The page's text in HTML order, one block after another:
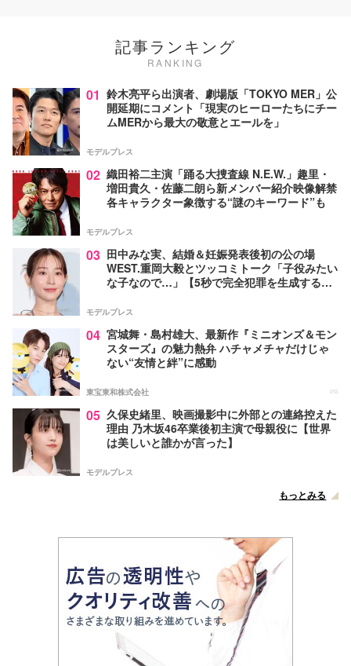
記事ランキング
RANKING
01 鈴木亮平ら出演者、劇場版「TOKYO MER」公
開延期にコメント「現実のヒーローたちにチー
ムMERから最大の敬意とエールを」
モデルプレス
02 織田裕二主演「踊る大捜査線 N.E.W.」趣里・
増田貴久・佐藤二朗ら新メンバー紹介映像解禁
各キャラクター象徴する“謎のキーワード”も
モデルプレス
03 田中みな実、結婚＆妊娠発表後初の公の場
WEST.重岡大毅とツッコミトーク「子役みたい
な子なので…」【5秒で完全犯罪を生成する方
モデルプレス
04 宮城舞・島村雄大、最新作『ミニオンズ＆モン
スターズ』の魅力熱弁 ハチャメチャだけじゃ
ない“友情と絆”に感動
東宝東和株式会社 PR
05 久保史緒里、映画撮影中に外部との連絡控えた
理由 乃木坂46卒業後初主演で母親役に【世界
は美しいと誰かが言った】
モデルプレス
もっとみる